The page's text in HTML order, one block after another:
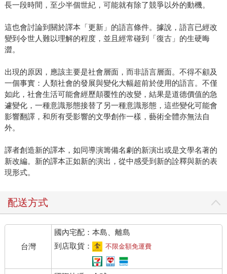
長一段時間，至少半個世紀，可能就有除了競爭以外的動機。
這也會討論到關於譯本「更新」的語言條件。據說，語言已經改
變到令世人難以理解的程度，並且經常碰到「復古」的生硬晦
澀。
出現的原因，應該主要是社會層面，而非語言層面。不得不顧及
一個事實：人類社會的發展與變化大幅超前於使用的語言。不僅
如此，社會生活可能會經歷顛覆性的改變，結果是道德價值的急
遽變化，一種意識形態接替了另一種意識形態，這些變化可能會
影響翻譯，和所有受影響的文學創作一樣，藝術全體亦無法自
外。
譯者創造新的譯本，如同導演籌備名劇的新演出或是文學名著的
新改編。新的譯本正如新的演出，從中感受到新的詮釋與新的表
現形式。
配送方式
台灣
國內宅配：本島、離島
到店取貨：
不限金額免運費